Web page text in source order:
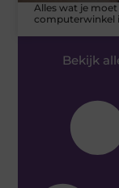
Alles wat je
computerwinkel
Bekijk